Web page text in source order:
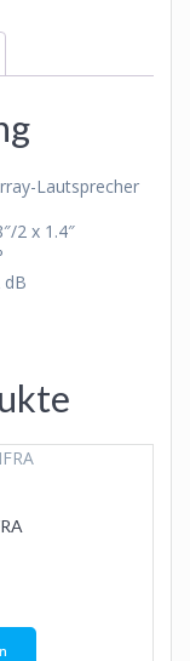
Lautsprecher
2 x 1.4″
dB